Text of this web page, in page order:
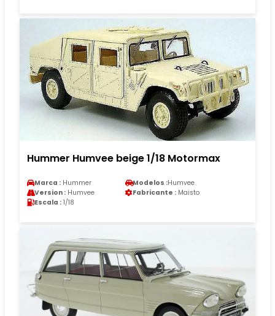
Hummer Humvee beige 1/18 Motormax
Marca : Hummer Modelos :Humvee
Version : Humvee Fabricante : Maisto
Escala : 1/18